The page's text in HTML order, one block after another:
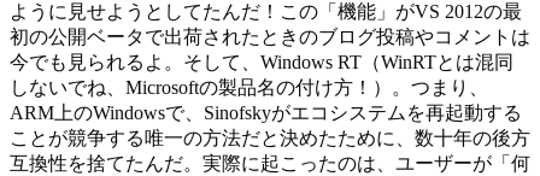
ように見せようとしてたんだ！この「機能」がVS 2012の最
初の公開ベータで出荷されたときのブログ投稿やコメントは
今でも見られるよ。そして、Windows RT（WinRTとは混同
しないでね、Microsoftの製品名の付け方！）。つまり、
ARM上のWindowsで、Sinofskyがエコシステムを再起動する
ことが競争する唯一の方法だと決めたために、数十年の後方
互換性を捨てたんだ。実際に起こったのは、ユーザーが「何